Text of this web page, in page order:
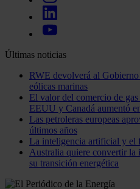
Últimas noticias
RWE devolverá al
eólicas marinas
El valor del comercio de
EEUU y Canadá aumentó
Las petroleras europeas
últimos años
La inteligencia artificial y el
Australia quiere convertir
su transición energética